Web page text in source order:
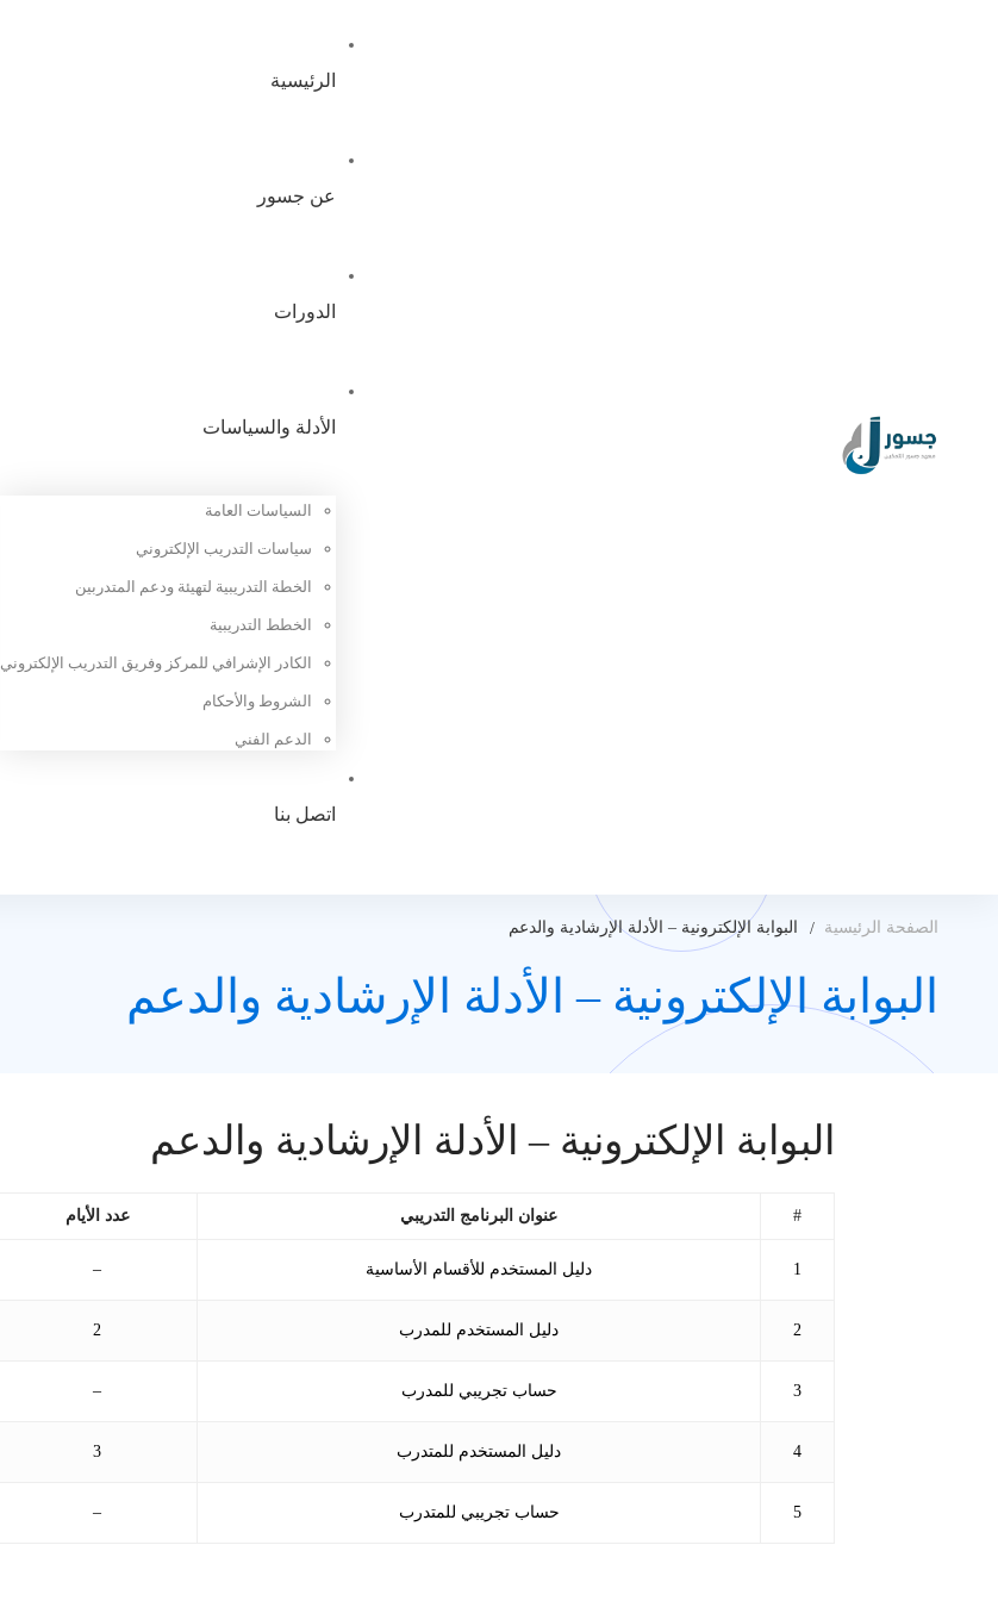
الرئيسية
عن جسور
الدورات
الأدلة والسياسات
السياسات العامة
سياسات التدريب الإلكتروني
الخطة التدريبية لتهيئة ودعم المتدربين
الخطط التدريبية
الكادر الإشرافي للمركز وفريق التدريب الإلكتروني
الشروط والأحكام
الدعم الفني
اتصل بنا
الصفحة الرئيسية البوابة الإلكترونية – الأدلة الإرشادية والدعم
البوابة الإلكترونية – الأدلة الإرشادية والدعم
البوابة الإلكترونية – الأدلة الإرشادية والدعم
# عنوان البرنامج التدريبي عدد الأيام
1 دليل المستخدم للأقسام الأساسية –
2 دليل المستخدم للمدرب 2
3 حساب تجريبي للمدرب –
4 دليل المستخدم للمتدرب 3
5 حساب تجريبي للمتدرب –